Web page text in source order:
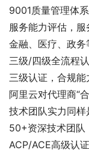
9001质量管理体
服务能力评估，
金融、医疗、政
三级/四级全流程
三级认证，合规
阿里云对代理商“
技术团队实力同
50+资深技术团队
ACP/ACE高级认